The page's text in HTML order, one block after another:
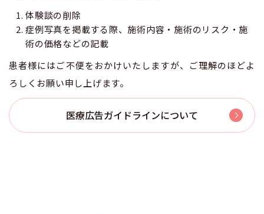
体験談の削除
症例写真を掲載する際、施術内容・施術のリスク・施
術の価格などの記載
患者様にはご不便をおかけいたしますが、ご理解のほどよ
ろしくお願い申し上げます。
医療広告ガイドラインについて